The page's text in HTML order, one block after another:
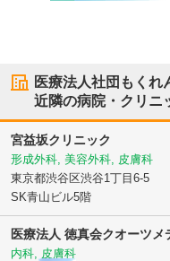
医療法人社団もくれ
近隣の病院・クリニ
宮益坂クリニック
形成外科, 美容外科, 皮膚科
東京都渋谷区渋谷1丁目6-5
SK青山ビル5階
医療法人 徳真会クオーツメ
内科, 皮膚科